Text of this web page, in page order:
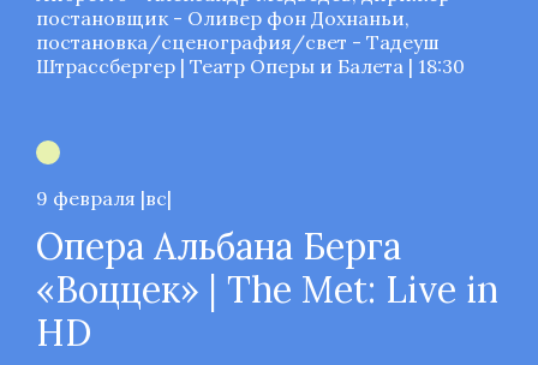
постановщик - Оливер фон Дохнаньи,
постановка/сценография/свет - Тадеуш
Штрассбергер | Театр Оперы и Балета | 18:30
9 февраля |вс|
Опера Альбана Берга
«Воццек» | The Met: Live in
HD